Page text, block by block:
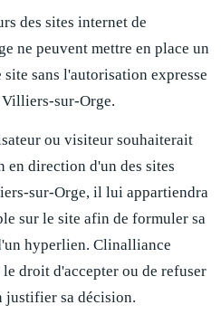
des sites internet de
ne peuvent mettre en place un
sans l'autorisation expresse
sur-Orge.
ou visiteur souhaiterait
en direction d'un des sites
sur-Orge, il lui appartiendra
sur le site afin de formuler sa
hyperlien. Clinalliance
le droit d'accepter ou de refuser
justifier sa décision.